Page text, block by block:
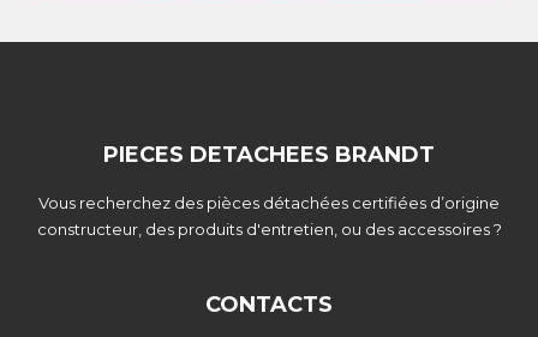
PIECES DETACHEES BRANDT
Vous recherchez des pièces détachées certifiées d’origine
constructeur, des produits d'entretien, ou des accessoires ?
CONTACTS